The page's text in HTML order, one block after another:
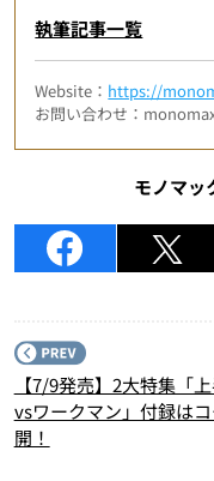
執筆記事一覧
Website： https://
お問い合わせ：
モノマッ
【7/9発売】2大特集「
vsワークマン」付録は
開！